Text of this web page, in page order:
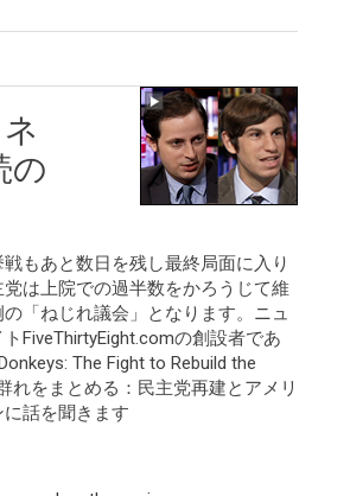
の
もあと数日を残し最終局面に入り
は上院での過半数をかろうじて維
「ねじれ議会」となります。ニュ
FiveThirtyEight.comの創設者であ
The Fight to Rebuild the
れをまとめる：民主党再建とアメリ
話を聞きます